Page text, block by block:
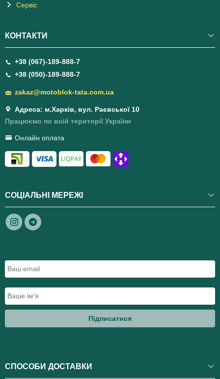
Сервіс
КОНТАКТИ
+38 (067)-189-888-7
+38 (050)-189-888-7
zakaz@motoblok-tata.com.ua
Адреса: м.Харків, вул. Раєвської 10
Працюємо по всій території України
Онлайн оплата
СОЦІАЛЬНІ МЕРЕЖІ
Підписатися
СПОСОБИ ДОСТАВКИ